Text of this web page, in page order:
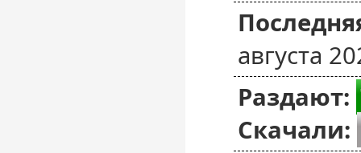
августа
Раздают:
Скачали: